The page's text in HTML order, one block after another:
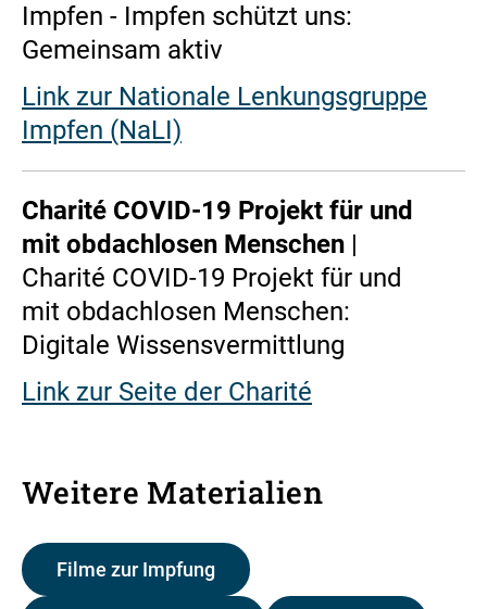
Impfen - Impfen schützt uns:
Gemeinsam aktiv
Link zur Nationale Lenkungsgruppe
Impfen (NaLI)
Charité COVID-19 Projekt für und
mit obdachlosen Menschen |
Charité COVID-19 Projekt für und
mit obdachlosen Menschen:
Digitale Wissensvermittlung
Link zur Seite der Charité
Weitere Materialien
Filme zur Impfung